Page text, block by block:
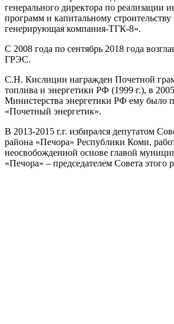
генерального директора по реализации
программ и капитальному
генерирующая компания-ТГК-8».
С 2008 года по сентябрь 2018 года
ГРЭС.
С.Н. Кислицин награжден Почетной
топлива и энергетики РФ (1999 г.), в
Министерства энергетики РФ ему было
«Почетный энергетик».
В 2013-2015 г.г. избирался депутатом
района «Печора» Республики Коми,
неосвобожденной основе главой
«Печора» – председателем Совета этого